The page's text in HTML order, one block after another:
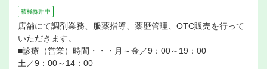
積極採用中
店舗にて調剤業務、服薬指導、薬歴管理、OTC販売を行って
いただきます。
■診療（営業）時間・・・月～金／9：00～19：00
土／9：00～14：00